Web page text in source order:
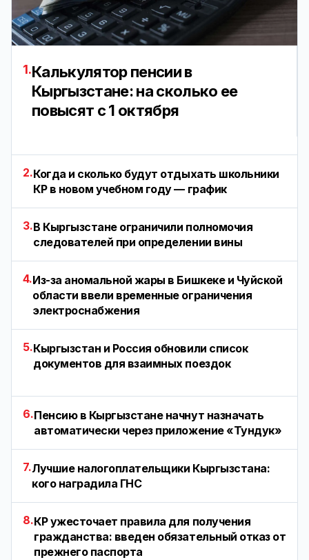
1.Калькулятор пенсии в
Кыргызстане: на сколько ее
повысят с 1 октября
2.Когда и сколько будут отдыхать школьники
КР в новом учебном году — график
3.В Кыргызстане ограничили полномочия
следователей при определении вины
4.Из-за аномальной жары в Бишкеке и Чуйской
области ввели временные ограничения
электроснабжения
5.Кыргызстан и Россия обновили список
документов для взаимных поездок
6.Пенсию в Кыргызстане начнут назначать
автоматически через приложение «Тундук»
7.Лучшие налогоплательщики Кыргызстана:
кого наградила ГНС
8.КР ужесточает правила для получения
гражданства: введен обязательный отказ от
прежнего паспорта